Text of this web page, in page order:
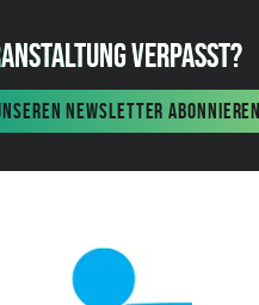
VERPASST?
NEWSLETTER ABONNIEREN